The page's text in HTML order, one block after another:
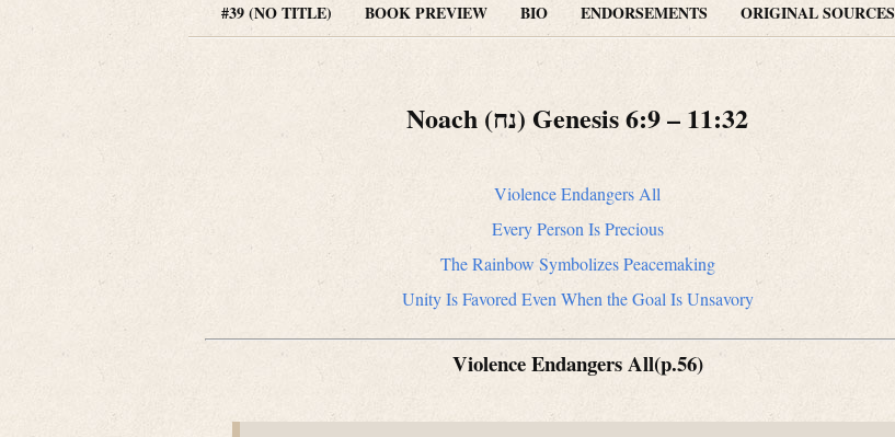
#39 (NO TITLE) BOOK PREVIEW BIO ENDORSEMENTS ORIGINAL SOURCES
Noach (נח) Genesis 6:9 – 11:32
Violence Endangers All
Every Person Is Precious
The Rainbow Symbolizes Peacemaking
Unity Is Favored Even When the Goal Is Unsavory
Violence Endangers All(p.56)